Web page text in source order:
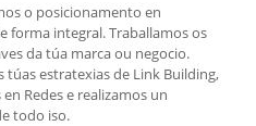
o posicionamento en
forma integral. Traballamos os
da túa marca ou negocio.
túas estratexias de Link Building,
Redes e realizamos un
todo iso.